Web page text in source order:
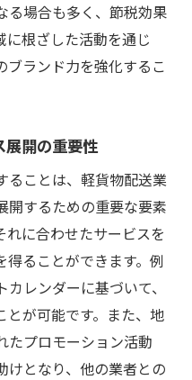
る場合も多く、節税効果
に根ざした活動を通じ
ブランド力を強化するこ
展開の重要性
ることは、軽貨物配送業
開するための重要な要素
れに合わせたサービスを
ることができます。例
レンダーに基づいて、
とが可能です。また、地
たプロモーション活動
けとなり、他の業者との